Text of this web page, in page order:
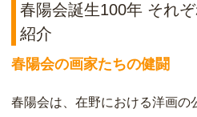
春陽会誕生100年 それ
紹介
春陽会の画家たちの健闘
春陽会は、在野における洋画の